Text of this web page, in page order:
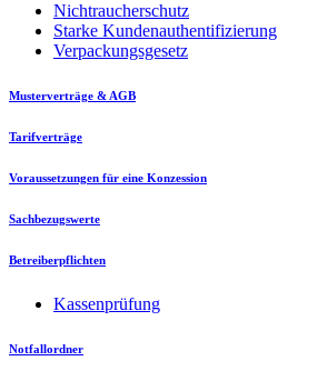
Nichtraucherschutz
Starke Kundenauthentifizierung
Verpackungsgesetz
Musterverträge & AGB
Tarifverträge
Voraussetzungen für eine Konzession
Sachbezugswerte
Betreiberpflichten
Kassenprüfung
Notfallordner